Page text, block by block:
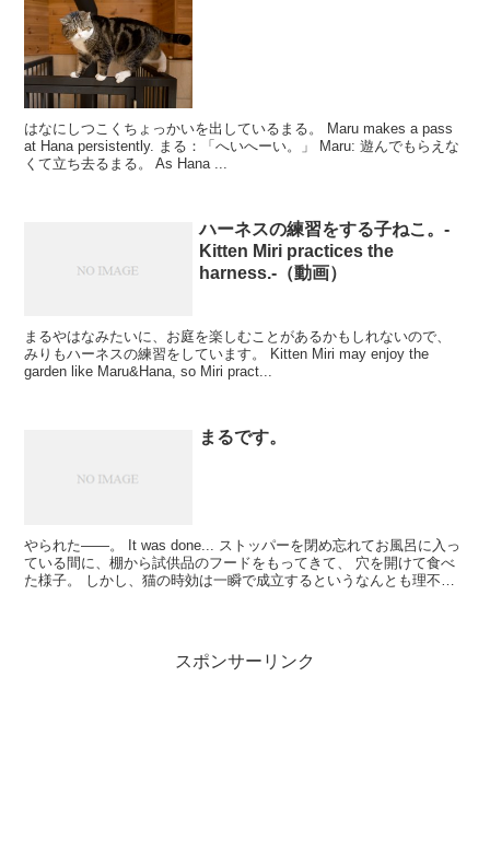
はなにしつこくちょっかいを出しているまる。 Maru makes a pass
at Hana persistently. まる：「へいへーい。」 Maru: 遊んでもらえな
くて立ち去るまる。 As Hana ...
ハーネスの練習をする子ねこ。-
Kitten Miri practices the
harness.-（動画）
まるやはなみたいに、お庭を楽しむことがあるかもしれないので、
みりもハーネスの練習をしています。 Kitten Miri may enjoy the
garden like Maru&Hana, so Miri pract...
まるです。
やられた――。 It was done... ストッパーを閉め忘れてお風呂に入っ
ている間に、棚から試供品のフードをもってきて、 穴を開けて食べ
た様子。 しかし、猫の時効は一瞬で成立するというなんとも理不尽
スポンサーリンク